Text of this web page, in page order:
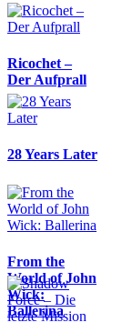
Ricochet –
Der Aufprall
28 Years Later
From the
World of John
Wick:
Ballerina